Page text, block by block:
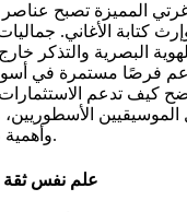
المميزة تصبح عناصر
كتابة الأغاني. جماليات
البصرية والتذكر
فرصًا مستمرة في
كيف تدعم الاستثمارات
الأسطوريين،
وأهمية طوال مسيرات ممتدة.
علم نفس ثقة